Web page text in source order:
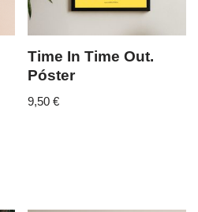
Time In Time Out.
Póster
9,50€